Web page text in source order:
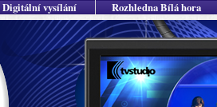
Digitální vysílání Rozhledna Bílá hora